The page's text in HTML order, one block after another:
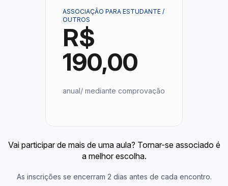
ASSOCIAÇÃO PARA ESTUDANTE /
OUTROS
R$
190,00
anual/ mediante comprovação
Vai participar de mais de uma aula? Tornar-se associado é
a melhor escolha.
As inscrições se encerram 2 dias antes de cada encontro.